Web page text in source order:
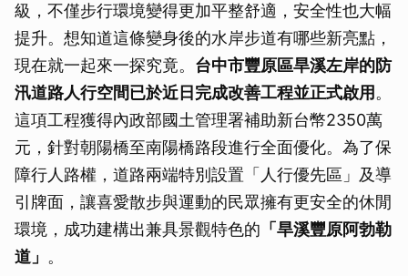
級，不僅步行環境變得更加平整舒適，安全性也大幅
提升。想知道這條變身後的水岸步道有哪些新亮點，
現在就一起來一探究竟。 台中市豐原區旱溪左岸的防
汛道路人行空間已於近日完成改善工程並正式啟用 。
這項工程獲得內政部國土管理署補助新台幣2350萬
元，針對朝陽橋至南陽橋路段進行全面優化。為了保
障行人路權，道路兩端特別設置「人行優先區」及導
引牌面，讓喜愛散步與運動的民眾擁有更安全的休閒
環境，成功建構出兼具景觀特色的 「旱溪豐原阿勃勒
道」 。